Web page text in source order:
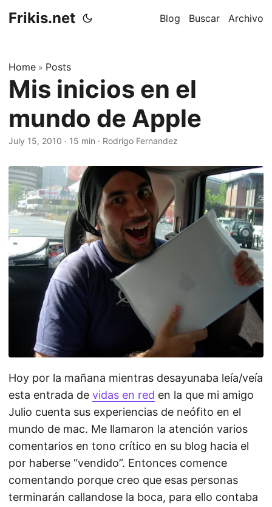
Frikis.net Blog Buscar Archivo
Home » Posts
Mis inicios en el
mundo de Apple
July 15, 2010 · 15 min · Rodrigo Fernandez
Hoy por la mañana mientras desayunaba leía/veía
esta entrada de vidas en red en la que mi amigo
Julio cuenta sus experiencias de neófito en el
mundo de mac. Me llamaron la atención varios
comentarios en tono crítico en su blog hacia el
por haberse “vendido”. Entonces comence
comentando porque creo que esas personas
terminarán callandose la boca, para ello contaba